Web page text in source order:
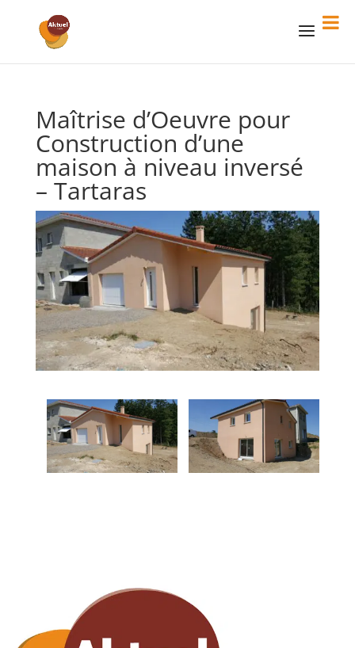
Maîtrise d’Oeuvre pour
Construction d’une
maison à niveau inversé
– Tartaras